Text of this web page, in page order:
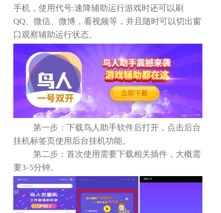
手机，使用代号:速降辅助运行游戏时还可以刷
QQ 、微信、微博，看视频等，并且随时可以切出窗
口观察辅助运行状态。
第一步：下载鸟人助手软件后打开，点击后台
挂机标签页使用后台挂机功能。
第二步：首次使用需要下载相关插件，大概需
要3-5分钟。